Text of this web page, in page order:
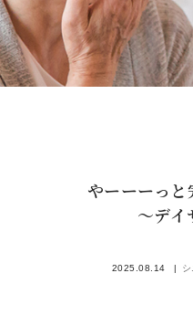
やーーーっ
～デイ
2025.08.14